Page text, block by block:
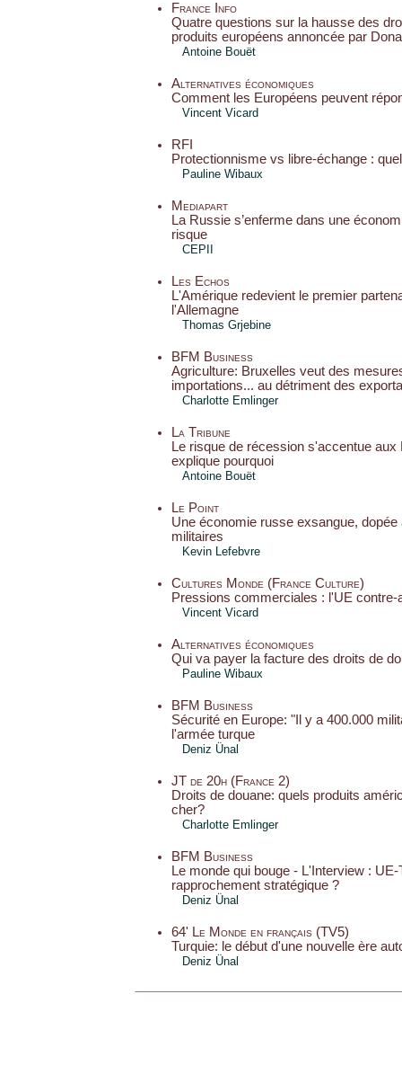
France Info
Quatre questions sur la hausse des
produits européens annoncée par
Antoine Bouët
Alternatives économiques
Comment les Européens peuvent
Vincent Vicard
RFI
Protectionnisme vs libre-échange :
Pauline Wibaux
Mediapart
La Russie s’enferme dans une
risque
CEPII
Les Echos
L'Amérique redevient le premier
l'Allemagne
Thomas Grjebine
BFM Business
Agriculture: Bruxelles veut des
importations... au détriment des
Charlotte Emlinger
La Tribune
Le risque de récession s'accentue
explique pourquoi
Antoine Bouët
Le Point
Une économie russe exsangue,
militaires
Kevin Lefebvre
Cultures Monde (France Culture)
Pressions commerciales : l'UE contre-
Vincent Vicard
Alternatives économiques
Qui va payer la facture des droits de
Pauline Wibaux
BFM Business
Sécurité en Europe: "Il y a 400.000
l'armée turque
Deniz Ünal
JT de 20h (France 2)
Droits de douane: quels produits
cher?
Charlotte Emlinger
BFM Business
Le monde qui bouge - L'Interview : UE-
rapprochement stratégique ?
Deniz Ünal
64' Le Monde en français (TV5)
Turquie: le début d'une nouvelle ère
Deniz Ünal